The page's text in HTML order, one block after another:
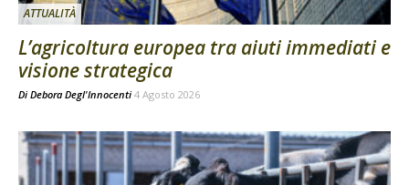
ATTUALITÀ
L’agricoltura europea tra aiuti immediati e
visione strategica
Di Debora Degl'Innocenti 4 Agosto 2026